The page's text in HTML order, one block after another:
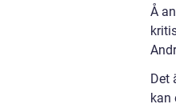
Å
Det
kan